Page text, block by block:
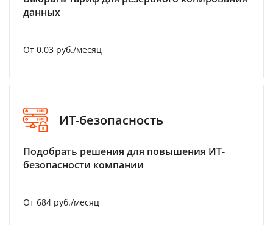
данных
От 0.03 руб./месяц
ИТ-безопасность
Подобрать решения для повышения ИТ-
безопасности компании
От 684 руб./месяц